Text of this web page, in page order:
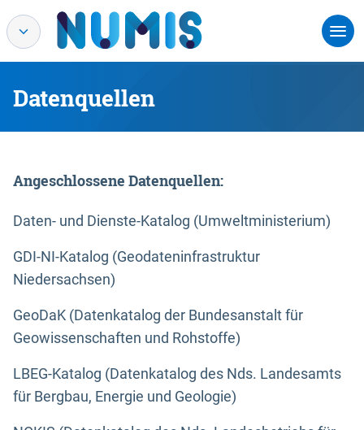
Datenquellen
Angeschlossene Datenquellen:
Daten- und Dienste-Katalog (Umweltministerium)
GDI-NI-Katalog (Geodateninfrastruktur
Niedersachsen)
GeoDaK (Datenkatalog der Bundesanstalt für
Geowissenschaften und Rohstoffe)
LBEG-Katalog (Datenkatalog des Nds. Landesamts
für Bergbau, Energie und Geologie)